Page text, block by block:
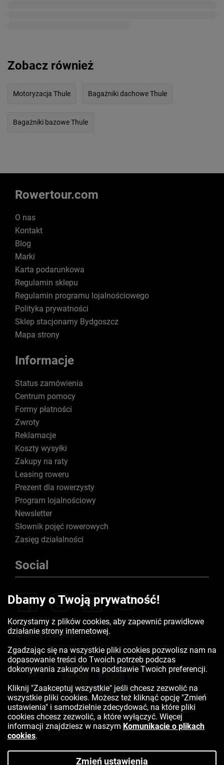
Zobacz również
Motoryzacja Thule Bagażniki dachowe Thule
Bagażniki bazowe Thule
Rowertour.com
O nas
Kontakt
Blog
Marki
Karta podarunkowa
Regulamin sklepu
Regulamin programu lojalnościowego
Polityka prywatności
Sklep stacjonarny Bydgoszcz
Mapa strony
Informacje
Status zamówienia
Centrum pomocy
Formy płatności
Zwroty
Reklamacje
Koszty wysyłki
Zakupy na raty
Leasing roweru
Prezent dla rowerzysty
Program lojalnościowy
Newsletter
Słownik pojęć rowerowych
Zasięg działalności
Social
Certyfikaty
Kontakt:523350041
Dbamy o Twoją prywatność!
Korzystamy z plików cookies, aby zapewnić prawidłowe
działanie strony internetowej.
Zgadzając się na wszystkie pliki cookies pozwolisz nam na
dopasowanie treści do Twoich potrzeb podczas
dokonywania zakupów na podstawie Twoich preferencji.
Kliknij "Zaakceptuj wszystkie" jeśli chcesz zezwolić na
wszystkie pliki cookies. Możesz też kliknąć opcję "Zmień
ustawienia" i samodzielnie zdecydować, na które pliki
cookies chcesz zezwolić, a które wyłączyć. Więcej
informacji znajdziesz w naszym Komunikacie o plikach
cookies.
Zmień ustawienia